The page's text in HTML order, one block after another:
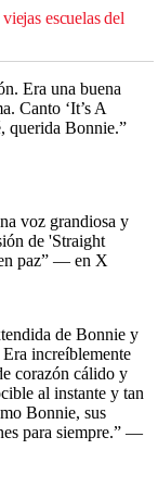
escuelas del
Era una buena
Canto ‘It’s A
querida Bonnie.”
voz grandiosa y
de 'Straight
paz” — en X
de Bonnie y
increíblemente
corazón cálido y
al instante y tan
Bonnie, sus
para siempre.” —